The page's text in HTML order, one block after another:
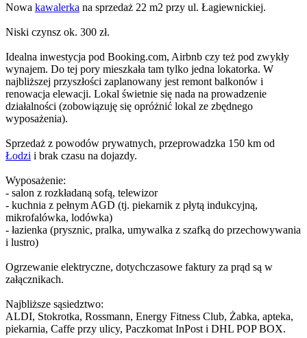
Nowa kawalerka na sprzedaż 22 m2 przy ul. Łagiewnickiej.
Niski czynsz ok. 300 zł.
Idealna inwestycja pod Booking.com, Airbnb czy też pod zwykły
wynajem. Do tej pory mieszkała tam tylko jedna lokatorka. W
najbliższej przyszłości zaplanowany jest remont balkonów i
renowacja elewacji. Lokal świetnie się nada na prowadzenie
działalności (zobowiązuję się opróżnić lokal ze zbędnego
wyposażenia).
Sprzedaż z powodów prywatnych, przeprowadzka 150 km od
Łodzi i brak czasu na dojazdy.
Wyposażenie:
- salon z rozkładaną sofą, telewizor
- kuchnia z pełnym AGD (tj. piekarnik z płytą indukcyjną,
mikrofalówka, lodówka)
- łazienka (prysznic, pralka, umywalka z szafką do przechowywania
i lustro)
Ogrzewanie elektryczne, dotychczasowe faktury za prąd są w
załącznikach.
Najbliższe sąsiedztwo:
ALDI, Stokrotka, Rossmann, Energy Fitness Club, Żabka, apteka,
piekarnia, Caffe przy ulicy, Paczkomat InPost i DHL POP BOX.